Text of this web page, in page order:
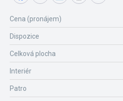
Cena (pronájem)
Dispozice
Celková plocha
Interiér
Patro